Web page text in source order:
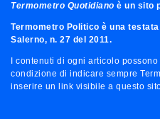
Termometro Quotidiano è un sito
Termometro Politico è una
Salerno, n. 27 del 2011.
I contenuti di ogni articolo
condizione di indicare sempre
inserire un link visibile a questo